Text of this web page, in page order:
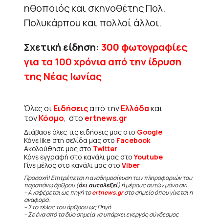
ηθοποιός και σκηνοθέτης Πολ.
Πολυκάρπου και πολλοί άλλοι.
Σχετική είδηση: 300 φωτογραφίες
για τα 100 χρόνια από την ίδρυση
της Νέας Ιωνίας
Όλες οιΕιδήσειςαπό τηνΕλλάδακαι
τονΚόσμο, στο ertnews.gr
Διάβασε όλες τις ειδήσεις μας στο Google
Κάνε like στη σελίδα μας στο Facebook
Ακολούθησε μας στο Twitter
Κάνε εγγραφή στο κανάλι μας στοYoutube
Γίνε μέλος στο κανάλι μας στο Viber
Προσοχή! Επιτρέπεται η αναδημοσίευση των πληροφοριών του
παραπάνω άρθρου (όχι αυτολεξεί) ή μέρους αυτών μόνο αν:
– Αναφέρεται ως πηγή τοertnews.grστο σημείο όπου γίνεται η
αναφορά.
– Στο τέλος του άρθρου ως Πηγή
– Σε ένα από τα δύο σημεία να υπάρχει ενεργός σύνδεσμος